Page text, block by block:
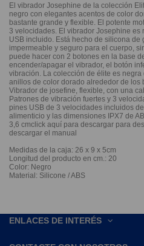
El vibrador Josephine de la colección
negro con elegantes acentos de color
bastante grande y flexible. El potente
3 velocidades. El vibrador Josephine
USB incluido. Está hecho de silicona de
impermeable y seguro para el cuerpo,
puede hacer con 2 botones en la base
encender/apagar el vibrador, el botón
vibración. La colección de élite es
anillos de color dorado alrededor de los
Vibrador de josefine, flexible, con una
Patrones de vibración fuertes y 3
pines USB de 3 velocidades incluidos
alimenticio y las dimensiones IPX7 de
3,6 cmclick aquí para descargar para
descargar el manual
Medidas de la caja: 26 x 9 x 5cm
Longitud del producto en cm.: 20
Color: Negro
Material: Silicone / ABS
ENLACES DE INTERÉS